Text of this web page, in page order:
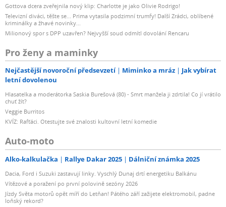
Gottova dcera zveřejnila nový klip: Charlotte je jako Olivie Rodrigo!
Televizní diváci, těšte se... Prima vytasila podzimní trumfy! Další Zrádci, oblíbené
kriminálky a žhavé novinky...
Milionový spor s DPP uzavřen? Nejvyšší soud odmítl dovolání Rencaru
Pro ženy a maminky
Nejčastější novoroční předsevzetí Miminko a mráz
Jak vybírat
letní dovolenou
Hlasatelka a moderátorka Saskia Burešová (80) - Smrt manžela ji zdrtila! Co jí vrátilo
chuť žít?
Veggie Burritos
KVÍZ: Rafťáci. Otestujte své znalosti kultovní letní komedie
Auto-moto
Alko-kalkulačka Rallye Dakar 2025 Dálniční známka 2025
Dacia, Ford i Suzuki zastavují linky. Vyschlý Dunaj drtí energetiku Balkánu
Vítězové a poražení po první polovině sezóny 2026
Jízdy Světa motorů opět míří do Letňan! Pátého září zažijete elektromobil, padne
loňský rekord?